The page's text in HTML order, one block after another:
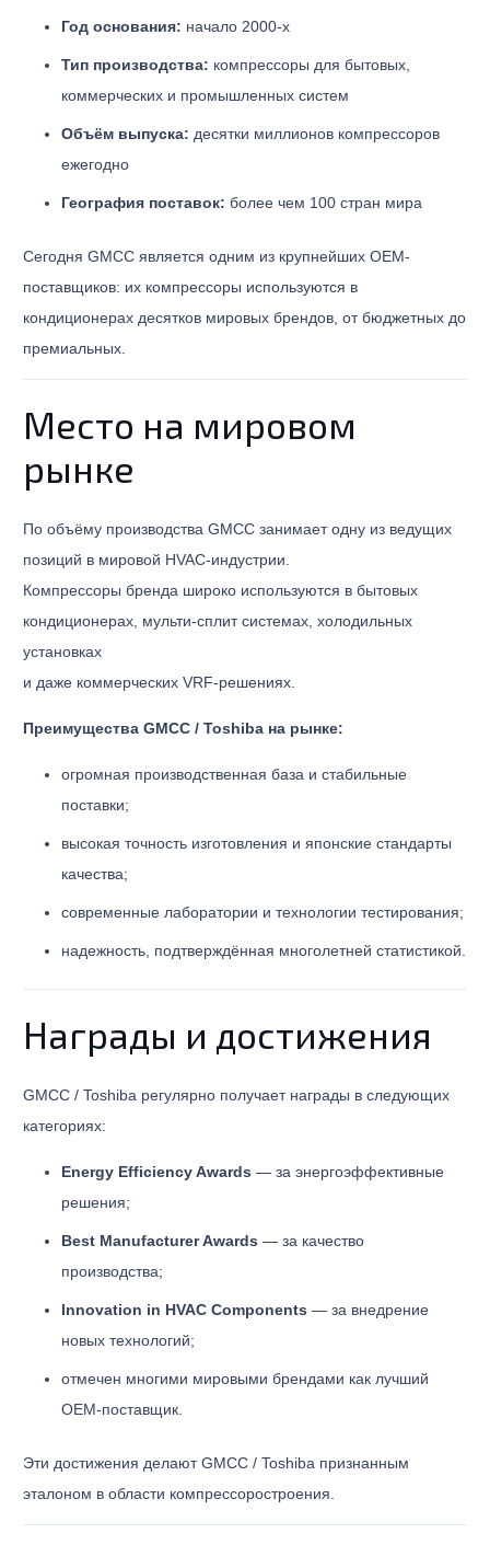
Год основания: начало 2000-х
Тип производства: компрессоры для бытовых,
коммерческих и промышленных систем
Объём выпуска: десятки миллионов компрессоров
ежегодно
География поставок: более чем 100 стран мира
Сегодня GMCC является одним из крупнейших OEM-
поставщиков: их компрессоры используются в
кондиционерах десятков мировых брендов, от бюджетных до
премиальных.
Место на мировом
рынке
По объёму производства GMCC занимает одну из ведущих
позиций в мировой HVAC-индустрии.
Компрессоры бренда широко используются в бытовых
кондиционерах, мульти-сплит системах, холодильных
установках
и даже коммерческих VRF-решениях.
Преимущества GMCC / Toshiba на рынке:
огромная производственная база и стабильные
поставки;
высокая точность изготовления и японские стандарты
качества;
современные лаборатории и технологии тестирования;
надежность, подтверждённая многолетней статистикой.
Награды и достижения
GMCC / Toshiba регулярно получает награды в следующих
категориях:
Energy Efficiency Awards — за энергоэффективные
решения;
Best Manufacturer Awards — за качество
производства;
Innovation in HVAC Components — за внедрение
новых технологий;
отмечен многими мировыми брендами как лучший
OEM-поставщик.
Эти достижения делают GMCC / Toshiba признанным
эталоном в области компрессоростроения.